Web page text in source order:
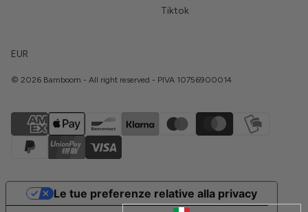
Tiktok
EUR
© 2026 Bamboom - All right reserved - PIVA 10756900014
Le tue preferenze relative alla privacy